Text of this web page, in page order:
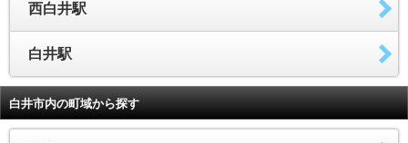
西白井駅
白井駅
白井市内の町域から探す